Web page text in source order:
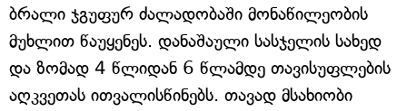
ბრალი ჯგუფურ ძალადობაში მონაწილეობის
მუხლით წაუყენეს. დანაშაული სასჯელის სახედ
და ზომად 4 წლიდან 6 წლამდე თავისუფლების
აღკვეთას ითვალისწინებს. თავად მსახიობი